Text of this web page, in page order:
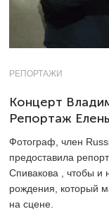
РЕПОРТАЖИ
Концерт
Репортаж
Фотограф, член
предоставила
Спивакова , чтобы и
рождения, который
на сцене.